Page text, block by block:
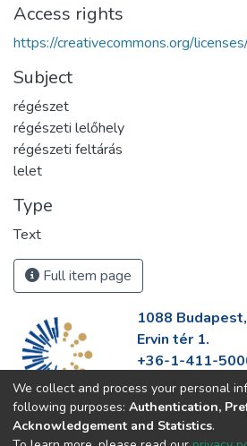
Access rights
https://creativecommons.org/
Subject
régészet
régészeti lelőhely
régészeti feltárás
lelet
Type
Text
Full item page
1088
Ervin tér 1.
+36-1-411-
info@fszek.hu
https://fszek.hu
We collect and process your personal
following purposes: Authentication,
Acknowledgement and Statistics.